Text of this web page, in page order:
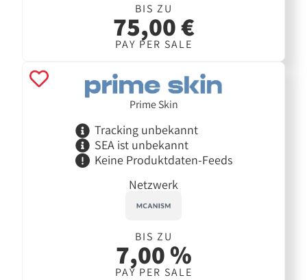
BIS ZU
75,00 €
PAY PER SALE
Prime Skin
Tracking unbekannt
SEA ist unbekannt
Keine Produktdaten-Feeds
Netzwerk
BIS ZU
7,00 %
PAY PER SALE